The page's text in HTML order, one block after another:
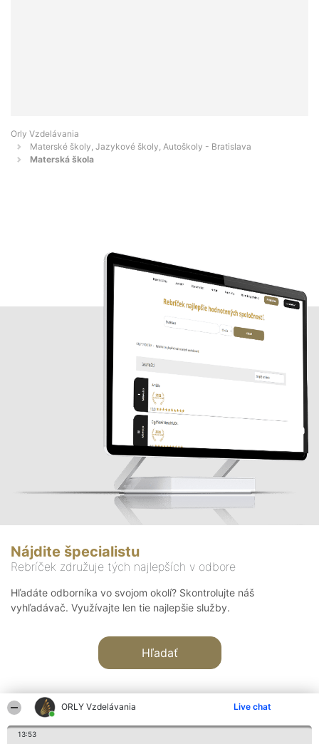
ORLY Vzdelávania Live chat
13:53
Orly Vzdelávania
Materské školy, Jazykové školy, Autoškoly - Bratislava
Materská škola
Nájdite špecialistu
Rebríček združuje tých najlepších v odbore
Hľadáte odborníka vo svojom okolí? Skontrolujte náš
vyhľadávač. Využívajte len tie najlepšie služby.
Hľadať